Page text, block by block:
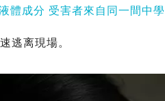
體成分 受害者來自同一間中學
逃离現場。